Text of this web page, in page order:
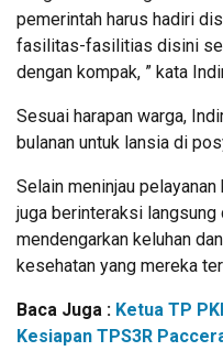
pemerintah harus hadiri
fasilitas-fasilitias disini
dengan kompak, ” kata
Sesuai harapan warga,
bulanan untuk lansia di
Selain meninjau
juga berinteraksi langsung
mendengarkan keluhan
kesehatan yang mereka
Baca Juga : Ketua TP
Kesiapan TPS3R